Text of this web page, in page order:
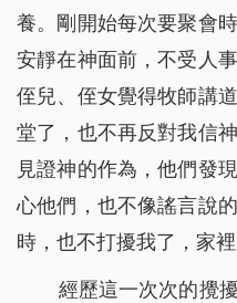
養。剛開始每次要聚會
安靜在神面前，不受人
侄兒、侄女覺得牧師講
堂了，也不再反對我信
見證神的作為，他們發
心他們，也不像謠言說
時，也不打擾我了，家
經歷這一次次的攪